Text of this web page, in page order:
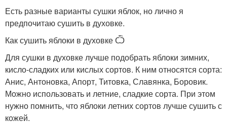
Есть разные варианты сушки яблок, но лично я
предпочитаю сушить в духовке.
Как сушить яблоки в духовке Ѽ
Для сушки в духовке лучше подобрать яблоки зимних,
кисло-сладких или кислых сортов. К ним относятся сорта:
Анис, Антоновка, Апорт, Титовка, Славянка, Боровик.
Можно использовать и летние, сладкие сорта. При этом
нужно помнить, что яблоки летних сортов лучше сушить с
кожей.